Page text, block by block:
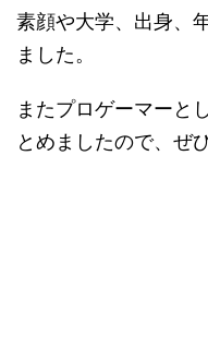
素顔や大学、出身、
ました。
またプロゲーマーと
とめましたので、ぜ